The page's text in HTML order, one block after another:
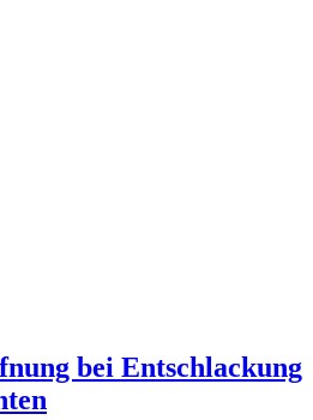
bei Entschlackung